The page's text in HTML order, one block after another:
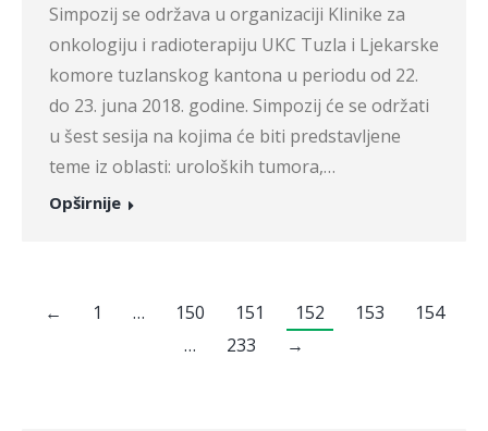
Simpozij se održava u organizaciji Klinike za
onkologiju i radioterapiju UKC Tuzla i Ljekarske
komore tuzlanskog kantona u periodu od 22.
do 23. juna 2018. godine. Simpozij će se održati
u šest sesija na kojima će biti predstavljene
teme iz oblasti: uroloških tumora,…
Opširnije
← 1 … 150 151 152 153
154
…
233 →